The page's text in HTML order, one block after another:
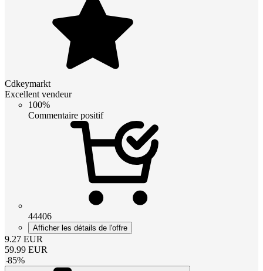
Cdkeymarkt
Excellent vendeur
100%
Commentaire positif
44406
Afficher les détails de l'offre
9.27 EUR
59.99 EUR
-85%